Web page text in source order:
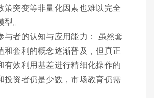
策突变等非量化因素也难以完全
。
与者的认知与应用能力： 虽然套
和套利的概念逐渐普及，但真正
有效利用基差进行精细化操作的
投资者仍是少数，市场教育仍需